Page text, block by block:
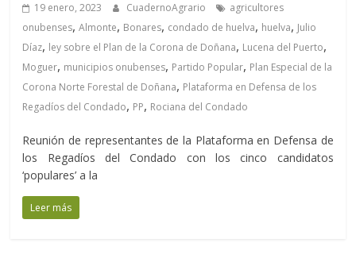
19 enero, 2023 CuadernoAgrario
agricultores
onubenses,Almonte, Bonares, condado de huelva, huelva, Julio
Díaz, ley sobre el Plan de la Corona de Doñana, Lucena del Puerto,
Moguer, municipios onubenses, Partido Popular, Plan Especial de la
Corona Norte Forestal de Doñana, Plataforma en Defensa de los
Regadíos del Condado, PP, Rociana del Condado
Reunión de representantes de la Plataforma en Defensa de
los Regadíos del Condado con los cinco candidatos
‘populares’ a la
Leer más